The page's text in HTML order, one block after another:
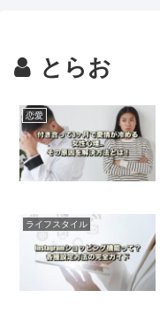
とらお
恋愛
ライフスタイル